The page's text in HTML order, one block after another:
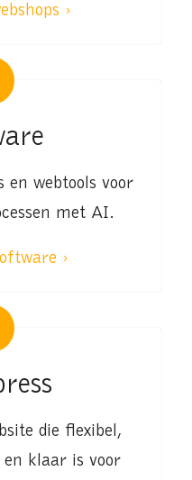
›
en webtools voor
met AI.
›
die flexibel,
klaar is voor